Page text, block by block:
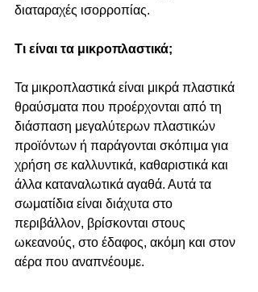
διαταραχές ισορροπίας.
Τι είναι τα μικροπλαστικά;
Τα μικροπλαστικά είναι μικρά πλαστικά
θραύσματα που προέρχονται από τη
διάσπαση μεγαλύτερων πλαστικών
προϊόντων ή παράγονται σκόπιμα για
χρήση σε καλλυντικά, καθαριστικά και
άλλα καταναλωτικά αγαθά. Αυτά τα
σωματίδια είναι διάχυτα στο
περιβάλλον, βρίσκονται στους
ωκεανούς, στο έδαφος, ακόμη και στον
αέρα που αναπνέουμε.